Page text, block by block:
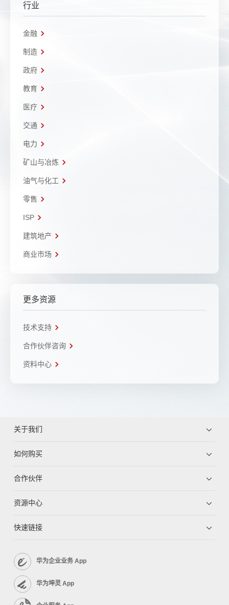
行业
金融
制造
政府
教育
医疗
交通
电力
矿山与冶炼
油气与化工
零售
ISP
建筑地产
商业市场
更多资源
技术支持
合作伙伴咨询
资料中心
关于我们
如何购买
合作伙伴
资源中心
快速链接
华为企业业务 App
华为坤灵 App